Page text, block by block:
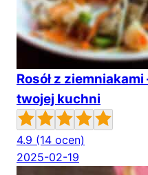
Rosół z
twojej kuchni
4.9 (14 ocen)
2025-02-19